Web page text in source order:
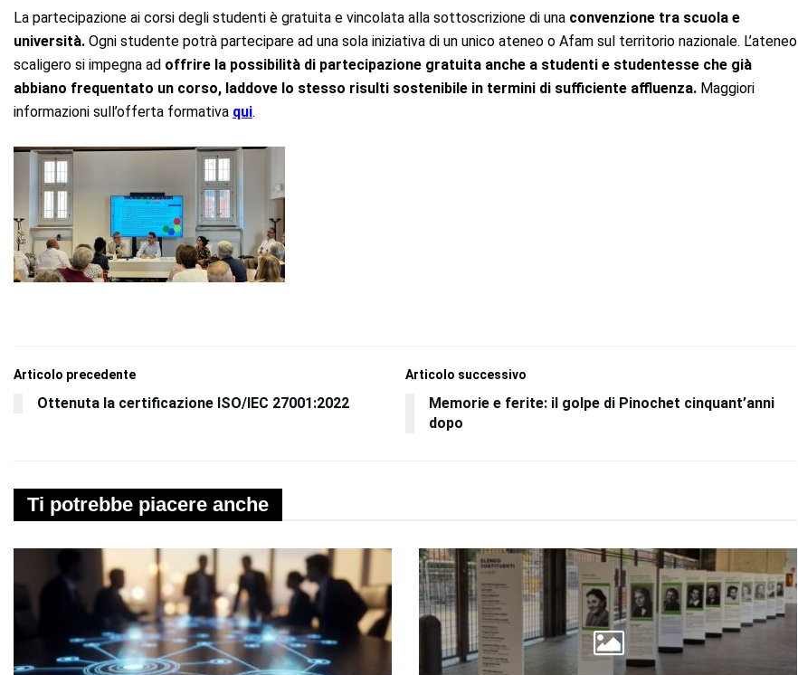
La partecipazione ai corsi degli studenti è gratuita e vincolata alla sottoscrizione di una convenzione tra scuola e
università. Ogni studente potrà partecipare ad una sola iniziativa di un unico ateneo o Afam sul territorio nazionale. L’ateneo
scaligero si impegna ad offrire la possibilità di partecipazione gratuita anche a studenti e studentesse che già
abbiano frequentato un corso, laddove lo stesso risulti sostenibile in termini di sufficiente affluenza. Maggiori
informazioni sull’offerta formativa qui.
Articolo precedente
Ottenuta la certificazione ISO/IEC 27001:2022
Articolo successivo
Memorie e ferite: il golpe di Pinochet cinquant’anni
dopo
Ti potrebbe piacere anche